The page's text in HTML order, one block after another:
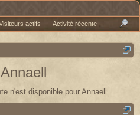
n'est disponible pour Annaell.
actifs Activité récente